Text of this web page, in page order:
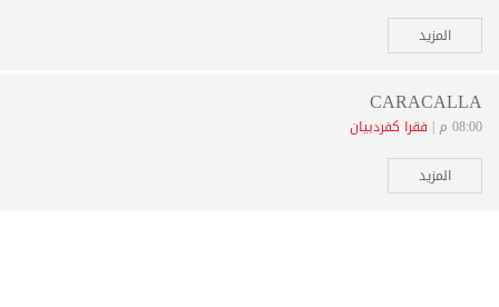
المزيد
CARACALLA
08:00 م |
فقرا كفردبيان
المزيد